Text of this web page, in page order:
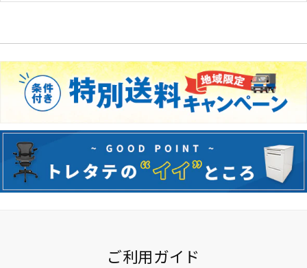
その他メーカー
ご利用ガイド